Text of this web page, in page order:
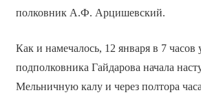
полковник А.Ф. Арцишевский.
Как и намечалось, 12 января в 7 часов
подполковника Гайдарова начала
Мельничную калу и через полтора